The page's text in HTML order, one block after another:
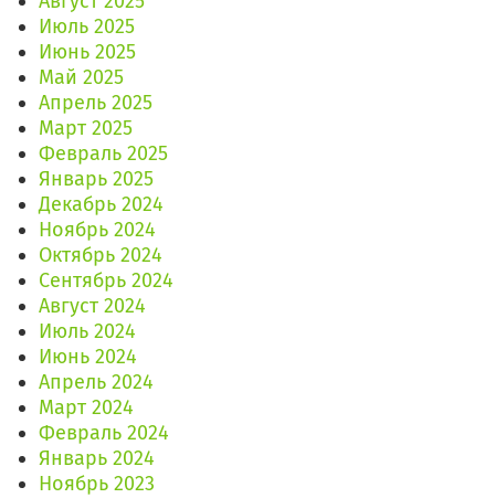
Июль 2025
Июнь 2025
Май 2025
Апрель 2025
Март 2025
Февраль 2025
Январь 2025
Декабрь 2024
Ноябрь 2024
Октябрь 2024
Сентябрь 2024
Август 2024
Июль 2024
Июнь 2024
Апрель 2024
Март 2024
Февраль 2024
Январь 2024
Ноябрь 2023